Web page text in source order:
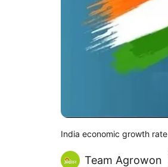
India economic growth rate
Team Agrowon